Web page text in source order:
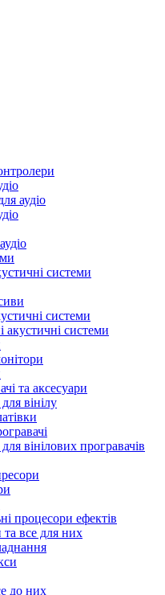
аудіо
системи
системи
акустичні системи
та аксесуари
вінілу
вінілових програвачів
процесори ефектів
все для них
до них